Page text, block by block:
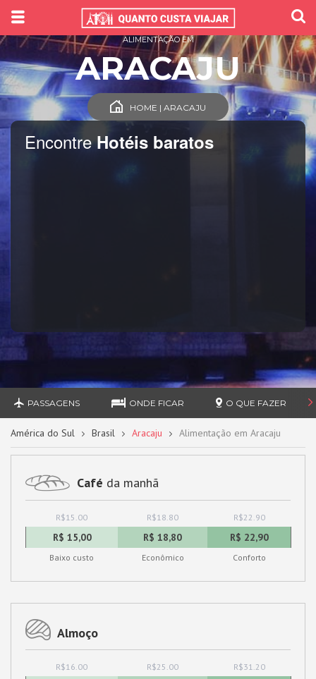
EncontreHotéis baratos
ALIMENTAÇÃO EM
ARACAJU
HOME | ARACAJU
PASSAGENS ONDE FICAR O QUE FAZER
América do Sul Brasil Aracaju Alimentação em Aracaju
Café da manhã
R$15.00 R$18.80 R$22.90
R$ 15,00 R$ 18,80 R$ 22,90
Baixo custo Econômico Conforto
Almoço
R$16.00 R$25.00 R$31.20